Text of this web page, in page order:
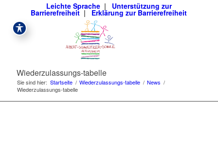
Leichte Sprache| Unterstützung zur
Barrierefreiheit | Erklärung zur Barrierefreiheit
Wiederzulassungs-tabelle
Sie sind hier: Startseite / Wiederzulassungs-tabelle / News /
Wiederzulassungs-tabelle